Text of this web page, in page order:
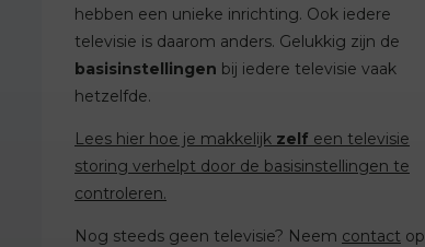
hebben een unieke inrichting. Ook iedere
televisie is daarom anders. Gelukkig zijn de
basisinstellingen bij iedere televisie vaak
hetzelfde.
Lees hier hoe je makkelijk zelf een televisie
storing verhelpt door de basisinstellingen te
controleren.
Nog steeds geen televisie? Neem contact op